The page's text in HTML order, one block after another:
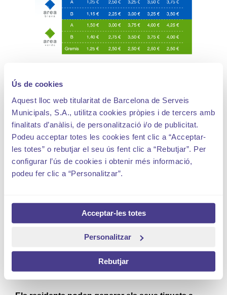
Ús de cookies
Aquest lloc web titularitat de Barcelona de Serveis
Municipals, S.A., utilitza cookies pròpies i de tercers amb
finalitats d’anàlisi, de personalització i/o de publicitat.
Podeu acceptar totes les cookies fent clic a “Acceptar-
les totes” o rebutjar el seu ús fent clic a “Rebutjar”. Per
configurar l’ús de cookies i obtenir més informació,
podeu fer clic a “Personalitzar”.
Acceptar-les totes
Personalitzar
Rebutjar
anticipada dels tiquets de
16/12/2025